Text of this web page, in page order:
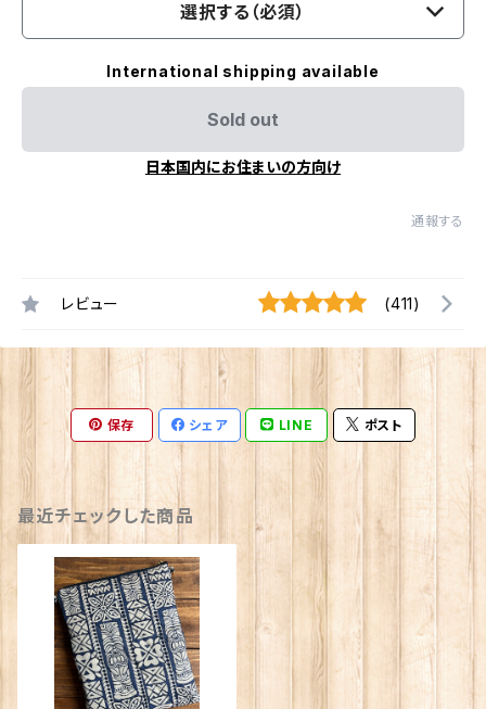
選択する（必須）
International shipping available
Sold out
日本国内にお住まいの方向け
通報する
レビュー (411)
保存 シェア LINE ポスト
最近チェックした商品